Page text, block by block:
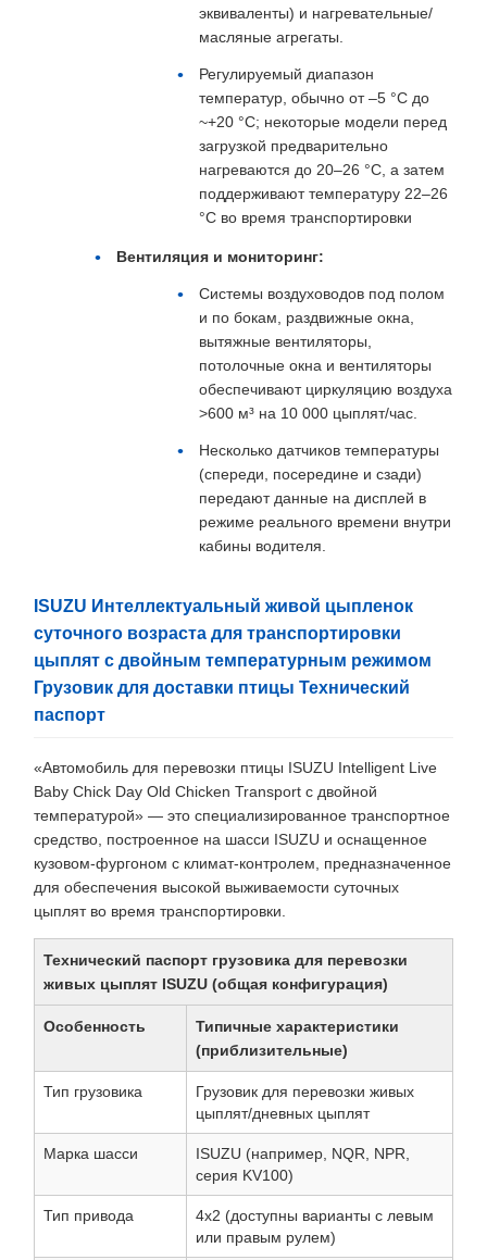
эквиваленты) и нагревательные/
масляные агрегаты.
Регулируемый диапазон
температур, обычно от –5 °C до
~+20 °C; некоторые модели перед
загрузкой предварительно
нагреваются до 20–26 °C, а затем
поддерживают температуру 22–26
°C во время транспортировки
Вентиляция и мониторинг:
Системы воздуховодов под полом
и по бокам, раздвижные окна,
вытяжные вентиляторы,
потолочные окна и вентиляторы
обеспечивают циркуляцию воздуха
>600 м³ на 10 000 цыплят/час.
Несколько датчиков температуры
(спереди, посередине и сзади)
передают данные на дисплей в
режиме реального времени внутри
кабины водителя.
ISUZU Интеллектуальный живой цыпленок
суточного возраста для транспортировки
цыплят с двойным температурным режимом
Грузовик для доставки птицы Технический
паспорт
«Автомобиль для перевозки птицы ISUZU Intelligent Live
Baby Chick Day Old Chicken Transport с двойной
температурой» — это специализированное транспортное
средство, построенное на шасси ISUZU и оснащенное
кузовом-фургоном с климат-контролем, предназначенное
для обеспечения высокой выживаемости суточных
цыплят во время транспортировки.
Технический паспорт грузовика для перевозки
живых цыплят ISUZU (общая конфигурация)
Особенность
Типичные характеристики
(приблизительные)
Тип грузовика
Грузовик для перевозки живых
цыплят/дневных цыплят
Марка шасси
ISUZU (например, NQR, NPR,
серия KV100)
Тип привода
4x2 (доступны варианты с левым
или правым рулем)